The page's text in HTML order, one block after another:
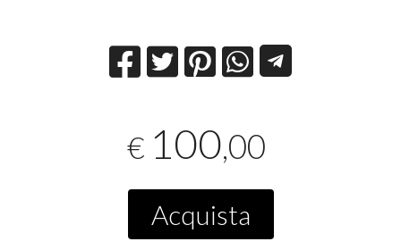
€ 100,00
Acquista